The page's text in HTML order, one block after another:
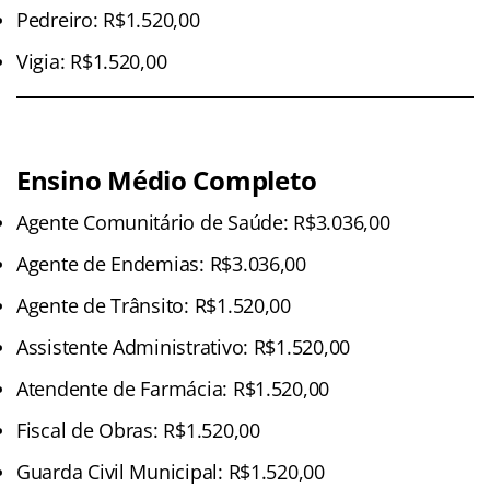
Pedreiro: R$1.520,00
Vigia: R$1.520,00
Ensino Médio Completo
Agente Comunitário de Saúde: R$3.036,00
Agente de Endemias: R$3.036,00
Agente de Trânsito: R$1.520,00
Assistente Administrativo: R$1.520,00
Atendente de Farmácia: R$1.520,00
Fiscal de Obras: R$1.520,00
Guarda Civil Municipal: R$1.520,00